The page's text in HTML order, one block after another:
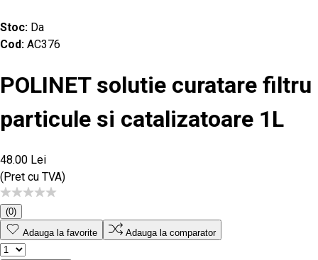
Stoc: Da
Cod: AC376
POLINET solutie curatare filtru
particule si catalizatoare 1L
48.00 Lei
(Pret cu TVA)
(0)
Adauga la favorite
Adauga la comparator